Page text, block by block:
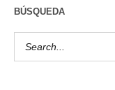
BÚSQUEDA